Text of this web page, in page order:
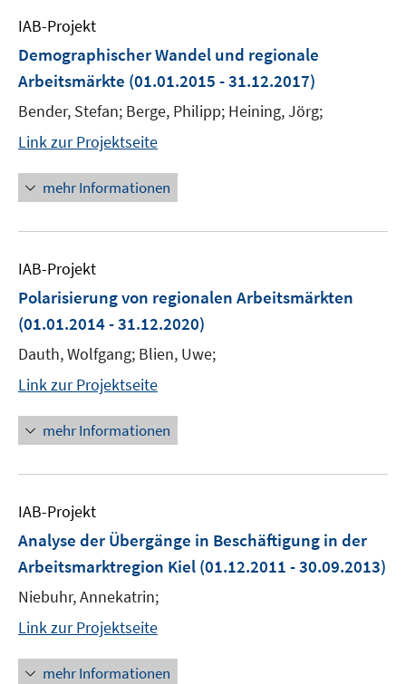
IAB-Projekt
Demographischer Wandel und regionale
Arbeitsmärkte (01.01.2015 - 31.12.2017)
Bender, Stefan; Berge, Philipp; Heining, Jörg;
Link zur Projektseite
mehr Informationen
IAB-Projekt
Polarisierung von regionalen Arbeitsmärkten
(01.01.2014 - 31.12.2020)
Dauth, Wolfgang; Blien, Uwe;
Link zur Projektseite
mehr Informationen
IAB-Projekt
Analyse der Übergänge in Beschäftigung in der
Arbeitsmarktregion Kiel (01.12.2011 - 30.09.2013)
Niebuhr, Annekatrin;
Link zur Projektseite
mehr Informationen